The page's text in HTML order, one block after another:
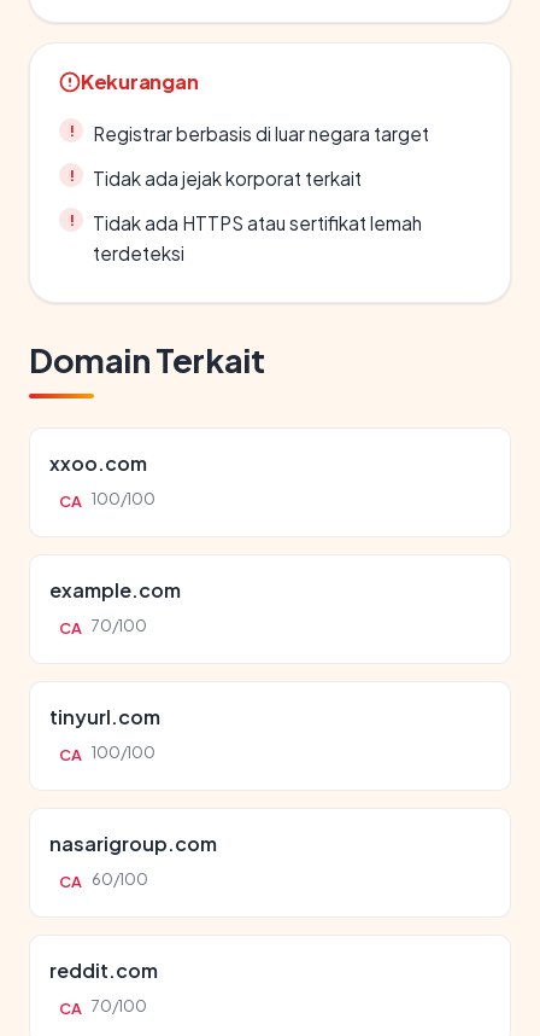
Kekurangan
Registrar berbasis di luar negara target
Tidak ada jejak korporat terkait
Tidak ada HTTPS atau sertifikat lemah
terdeteksi
Domain Terkait
xxoo.com
CA 100/100
example.com
CA 70/100
tinyurl.com
CA 100/100
nasarigroup.com
CA 60/100
reddit.com
CA 70/100